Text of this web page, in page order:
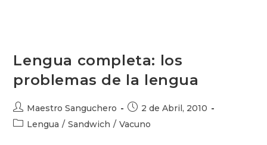
Lengua completa: los
problemas de la lengua
Autor
de
Maestro Sanguchero
Publicación
2 de Abril, 2010
Categoría
Lengua / Sandwich / Vacuno